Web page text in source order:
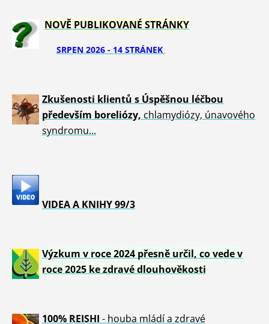
NOVĚ PUBLIKOVANÉ STRÁNKY
SRPEN 2026 - 14 STRÁNEK
Zkušenosti klientů s Úspěšnou léčbou
především boreliózy, chlamydiózy, únavového
syndromu...
VIDEA A KNIHY 99/3
Výzkum v roce 2024 přesně určil, co vede v
roce 2025 ke zdravé dlouhověkosti
100% REISHI - houba mládí a zdravé